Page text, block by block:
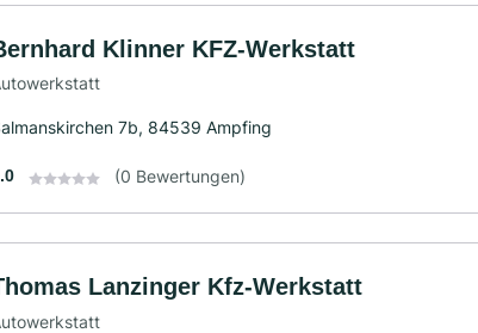
Klinner KFZ-Werkstatt
7b, 84539 Ampfing
(0 Bewertungen)
Lanzinger Kfz-Werkstatt